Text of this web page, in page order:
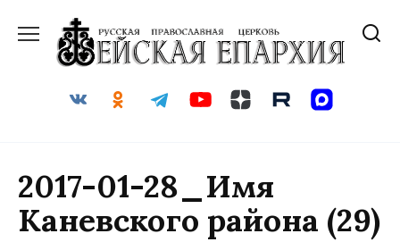
содержанию
2017-01-28_Имя
Каневского района (29)